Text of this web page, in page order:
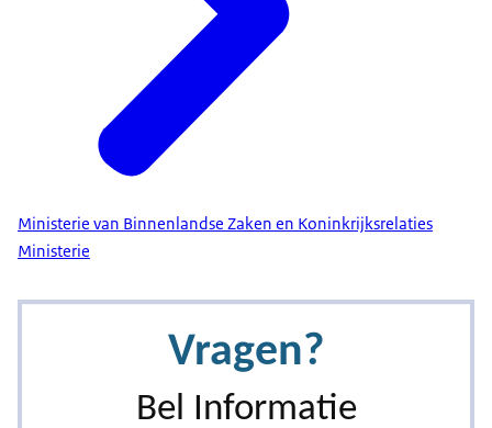
Ministerie van Binnenlandse Zaken en Koninkrijksrelaties
Ministerie